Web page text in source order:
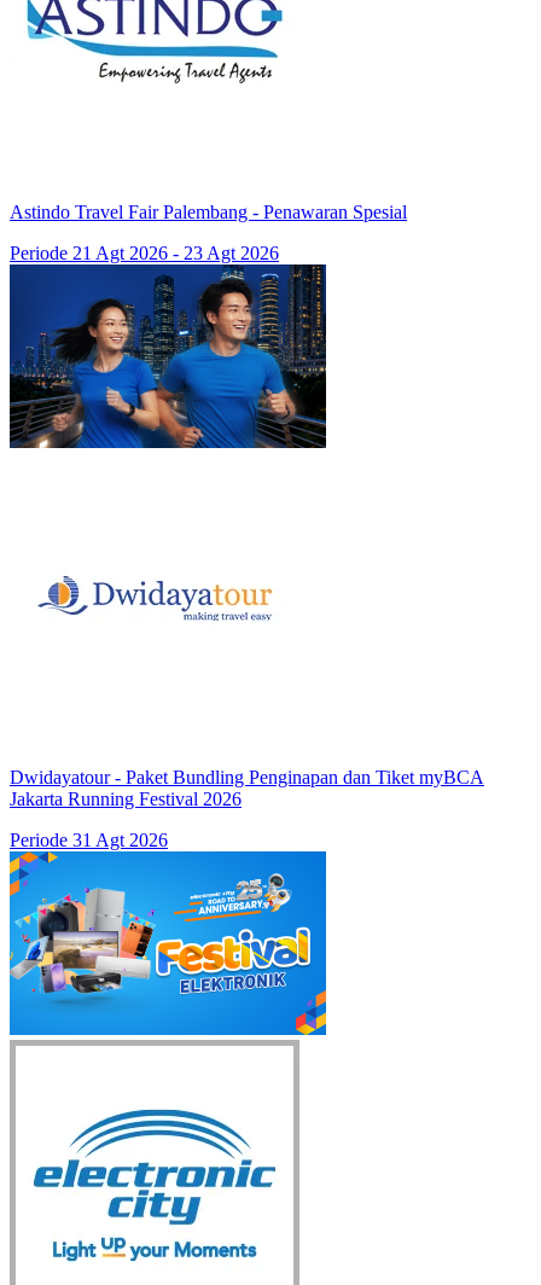
Astindo Travel Fair Palembang - Penawaran Spesial
Periode 21 Agt 2026 - 23 Agt 2026
Dwidayatour - Paket Bundling Penginapan dan Tiket myBCA
Jakarta Running Festival 2026
Periode 31 Agt 2026